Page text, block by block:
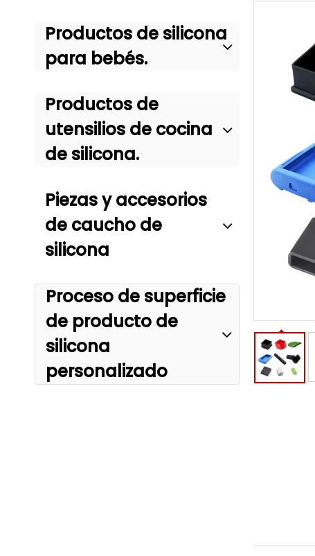
Productos de silicona
para bebés.
Productos de
utensilios de cocina
de silicona.
Piezas y accesorios
de caucho de
silicona
Proceso de superficie
de producto de
silicona
personalizado